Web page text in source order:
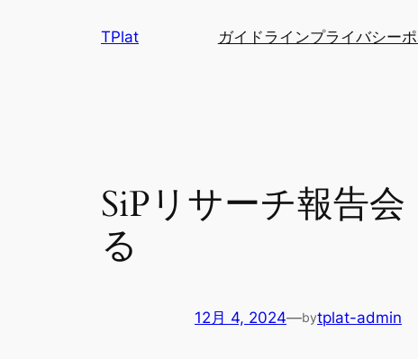
TPlat ガイドラインプライバシー
SiPリサーチ報告
る
12月 4, 2024—bytplat-admin